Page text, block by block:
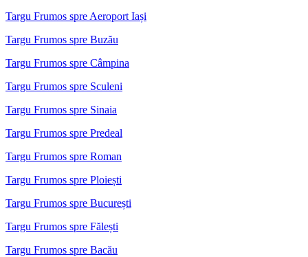
Targu Frumos spre Aeroport Iași
Targu Frumos spre Buzău
Targu Frumos spre Câmpina
Targu Frumos spre Sculeni
Targu Frumos spre Sinaia
Targu Frumos spre Predeal
Targu Frumos spre Roman
Targu Frumos spre Ploiești
Targu Frumos spre București
Targu Frumos spre Fălești
Targu Frumos spre Bacău